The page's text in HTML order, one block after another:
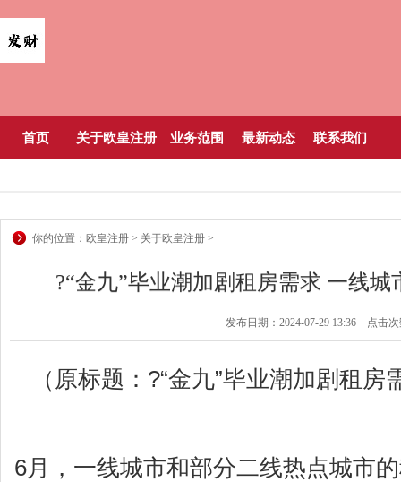
首页 关于欧皇注册 业务范围 最新动态 联系我们
你的位置： 欧皇注册 > 关于欧皇注册 >
?“金九”毕业潮加剧租房需求 一线
发布日期：2024-07-29 13:36 点击次
（原标题：?“金九”毕业潮加剧租
6月，一线城市和部分二线热点城市